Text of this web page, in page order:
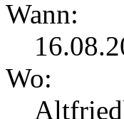
Wann:
Wo: